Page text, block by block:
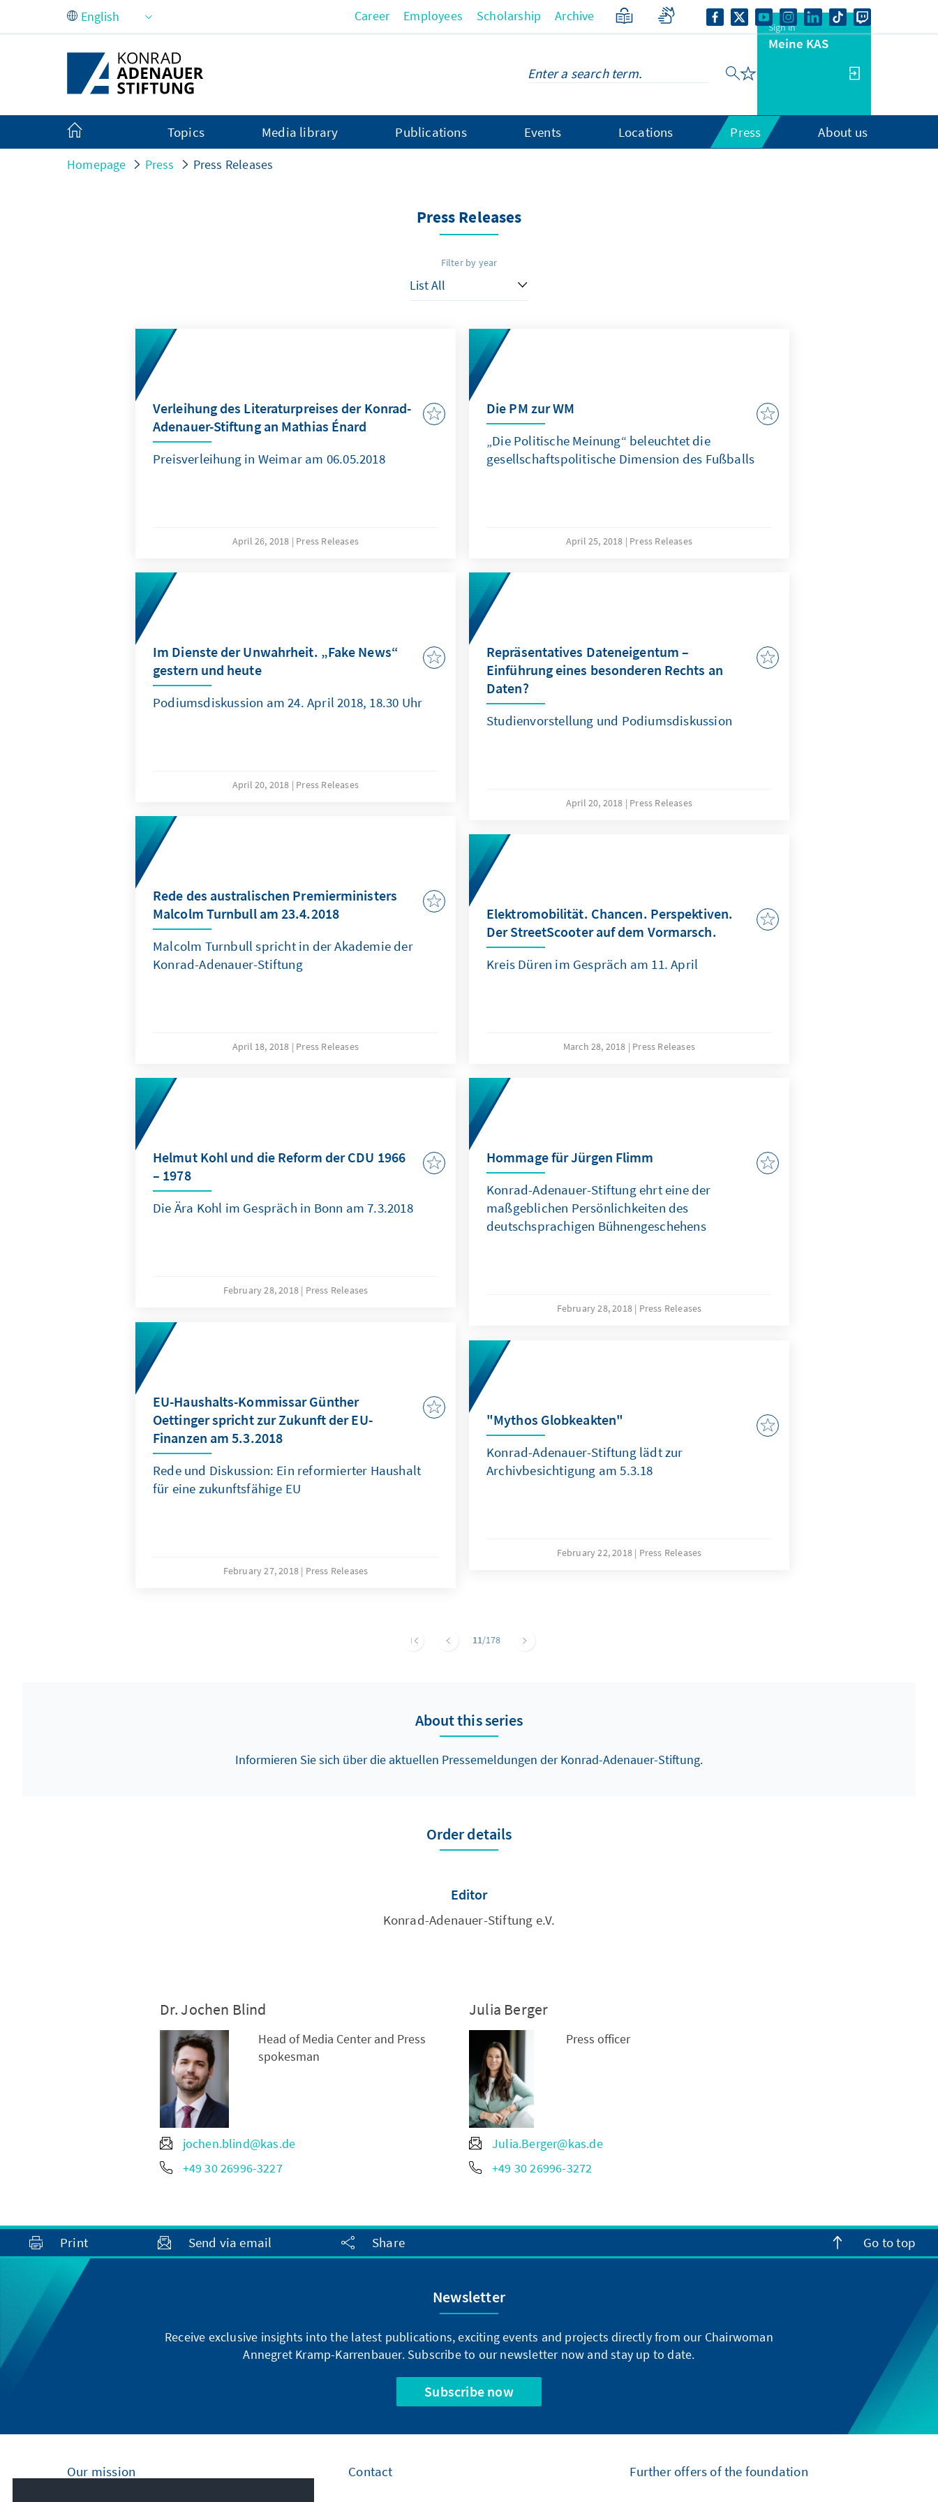
Skip to Main Content Career Employees Scholarship Archive
Sign in
Meine KAS
Topics Media library Publications Events Locations Press About us
Homepage Press Press Releases
Press Releases
Filter by year
Verleihung des Literaturpreises der Konrad-
Adenauer-Stiftung an Mathias Énard
Preisverleihung in Weimar am 06.05.2018
April 26, 2018 Press Releases
Die PM zur WM
„Die Politische Meinung“ beleuchtet die
gesellschaftspolitische Dimension des Fußballs
April 25, 2018 Press Releases
Im Dienste der Unwahrheit. „Fake News“
gestern und heute
Podiumsdiskussion am 24. April 2018, 18.30 Uhr
April 20, 2018 Press Releases
Repräsentatives Dateneigentum –
Einführung eines besonderen Rechts an
Daten?
Studienvorstellung und Podiumsdiskussion
April 20, 2018 Press Releases
Rede des australischen Premierministers
Malcolm Turnbull am 23.4.2018
Malcolm Turnbull spricht in der Akademie der
Konrad-Adenauer-Stiftung
April 18, 2018 Press Releases
Elektromobilität. Chancen. Perspektiven.
Der StreetScooter auf dem Vormarsch.
Kreis Düren im Gespräch am 11. April
March 28, 2018 Press Releases
Helmut Kohl und die Reform der CDU 1966
– 1978
Die Ära Kohl im Gespräch in Bonn am 7.3.2018
February 28, 2018 Press Releases
Hommage für Jürgen Flimm
Konrad-Adenauer-Stiftung ehrt eine der
maßgeblichen Persönlichkeiten des
deutschsprachigen Bühnengeschehens
February 28, 2018 Press Releases
EU-Haushalts-Kommissar Günther
Oettinger spricht zur Zukunft der EU-
Finanzen am 5.3.2018
Rede und Diskussion: Ein reformierter Haushalt
für eine zukunftsfähige EU
February 27, 2018 Press Releases
"Mythos Globkeakten"
Konrad-Adenauer-Stiftung lädt zur
Archivbesichtigung am 5.3.18
February 22, 2018 Press Releases
11/178
About this series
Informieren Sie sich über die aktuellen Pressemeldungen der Konrad-Adenauer-Stiftung.
Order details
Editor
Konrad-Adenauer-Stiftung e.V.
Dr. Jochen Blind
Head of Media Center and Press
spokesman
jochen.blind@kas.de
+49 30 26996-3227
Julia Berger
Press officer
Julia.Berger@kas.de
+49 30 26996-3272
Print Send via email Share Go to top
Newsletter
Receive exclusive insights into the latest publications, exciting events and projects directly from our Chairwoman
Annegret Kramp-Karrenbauer. Subscribe to our newsletter now and stay up to date.
Subscribe now
Our mission Contact Further offers of the foundation